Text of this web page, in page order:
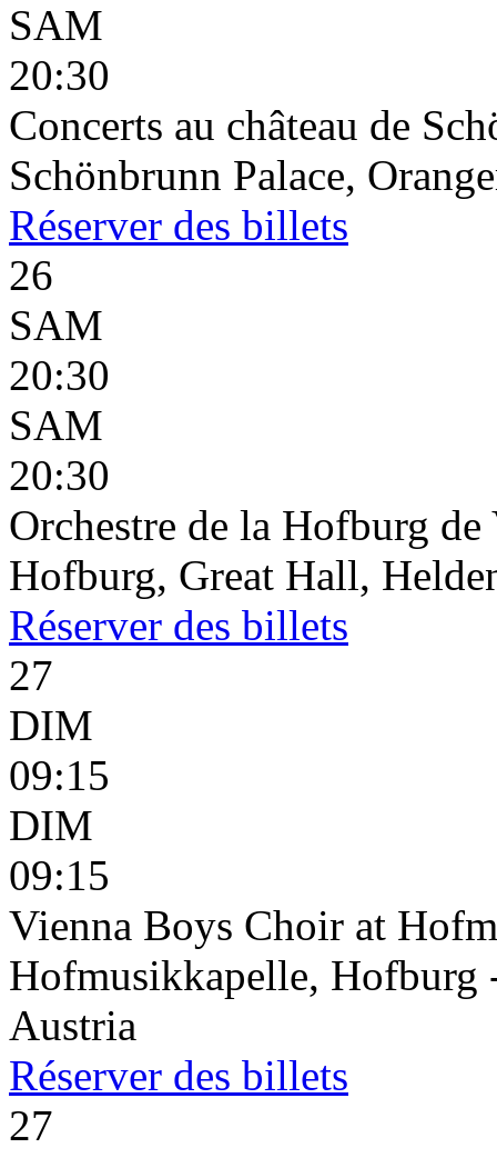
SAM
20:30
Concerts au château de
Schönbrunn Palace,
Réserver des billets
26
SAM
20:30
SAM
20:30
Orchestre de la Hofburg de
Hofburg, Great Hall,
Réserver des billets
27
DIM
09:15
DIM
09:15
Vienna Boys Choir at
Hofmusikkapelle, Hofburg
Austria
Réserver des billets
27